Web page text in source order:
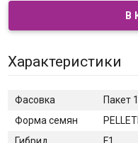
Характеристики
Фасовка
Пакет
Форма семян